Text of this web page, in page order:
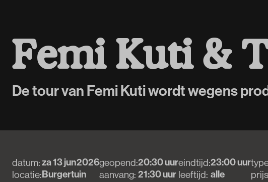
Femi Kuti &
De tour van Femi Kuti wordt wegens
datum:
locatie:
za 13 jun2026
Burgertuin
geopend:
aanvang:
20:30 uur
21:30 uur
eindtijd:
leeftijd:
23:00 uur
alle